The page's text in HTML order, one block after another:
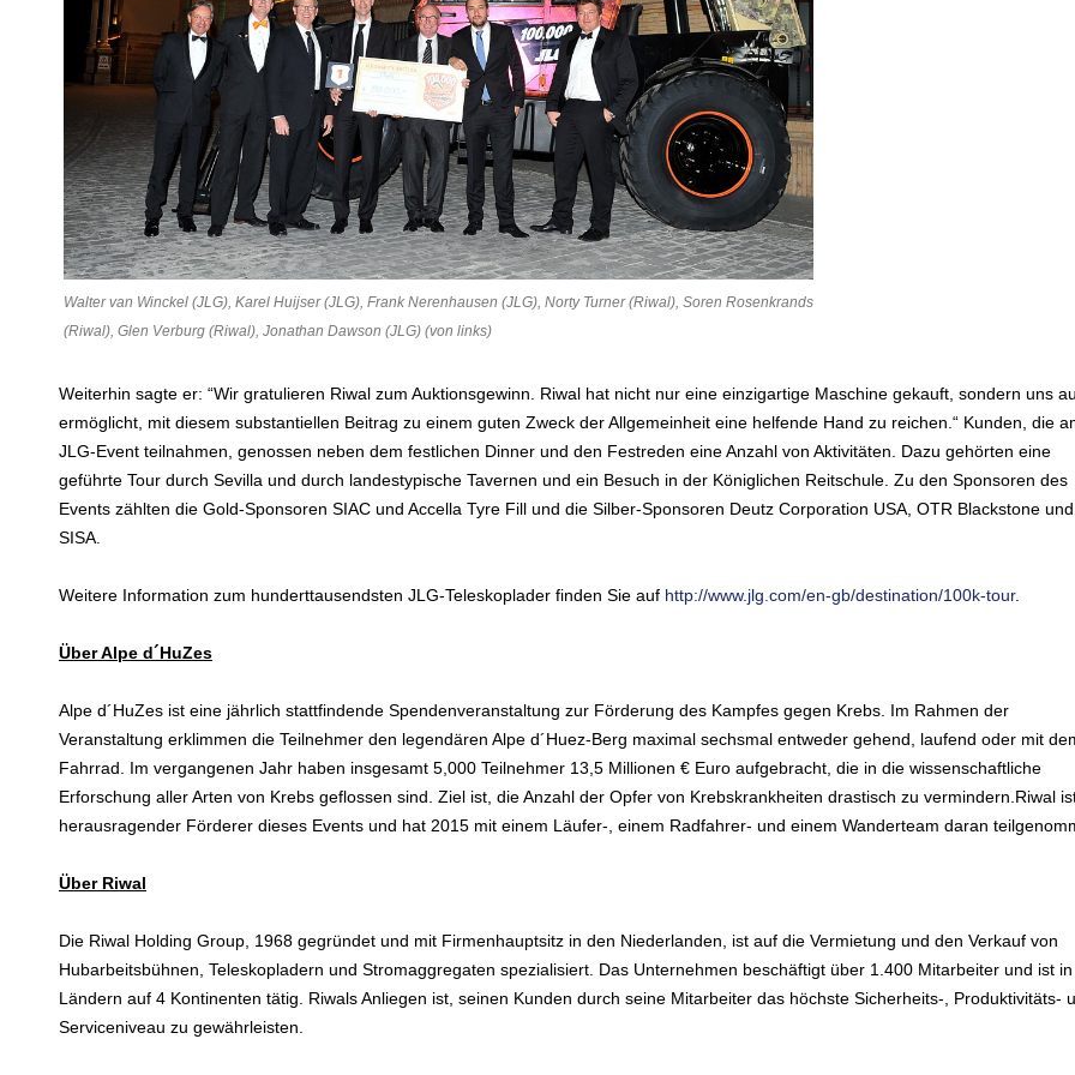
Walter van Winckel (JLG), Karel Huijser (JLG), Frank Nerenhausen (JLG), Norty Turner (Riwal), Soren Rosenkrands
(Riwal), Glen Verburg (Riwal), Jonathan Dawson (JLG) (von links)
Weiterhin sagte er: “Wir gratulieren Riwal zum Auktionsgewinn. Riwal hat nicht nur eine einzigartige Maschine gekauft, sondern uns
ermöglicht, mit diesem substantiellen Beitrag zu einem guten Zweck der Allgemeinheit eine helfende Hand zu reichen.“ Kunden, die
JLG-Event teilnahmen, genossen neben dem festlichen Dinner und den Festreden eine Anzahl von Aktivitäten. Dazu gehörten eine
geführte Tour durch Sevilla und durch landestypische Tavernen und ein Besuch in der Königlichen Reitschule. Zu den Sponsoren des
Events zählten die Gold-Sponsoren SIAC und Accella Tyre Fill und die Silber-Sponsoren Deutz Corporation USA, OTR Blackstone und
SISA.
Weitere Information zum hunderttausendsten JLG-Teleskoplader finden Sie auf http://www.jlg.com/en-gb/destination/100k-tour.
Über Alpe d´HuZes
Alpe d´HuZes ist eine jährlich stattfindende Spendenveranstaltung zur Förderung des Kampfes gegen Krebs. Im Rahmen der
Veranstaltung erklimmen die Teilnehmer den legendären Alpe d´Huez-Berg maximal sechsmal entweder gehend, laufend oder mit
Fahrrad. Im vergangenen Jahr haben insgesamt 5,000 Teilnehmer 13,5 Millionen € Euro aufgebracht, die in die wissenschaftliche
Erforschung aller Arten von Krebs geflossen sind. Ziel ist, die Anzahl der Opfer von Krebskrankheiten drastisch zu vermindern.Riwal
herausragender Förderer dieses Events und hat 2015 mit einem Läufer-, einem Radfahrer- und einem Wanderteam daran
Über Riwal
Die Riwal Holding Group, 1968 gegründet und mit Firmenhauptsitz in den Niederlanden, ist auf die Vermietung und den Verkauf von
Hubarbeitsbühnen, Teleskopladern und Stromaggregaten spezialisiert. Das Unternehmen beschäftigt über 1.400 Mitarbeiter und ist
Ländern auf 4 Kontinenten tätig. Riwals Anliegen ist, seinen Kunden durch seine Mitarbeiter das höchste Sicherheits-, Produktivitäts-
Serviceniveau zu gewährleisten.